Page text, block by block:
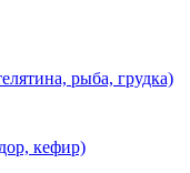
рыба, грудка)
кефир)